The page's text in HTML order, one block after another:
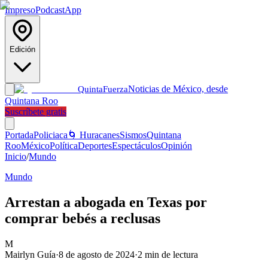
ImpresoPodcastApp
Edición
QuintaFuerzaNoticias de México, desde
Quintana Roo
Suscríbete gratis
PortadaPoliciaca 🌀 HuracanesSismosQuintana
RooMéxicoPolíticaDeportesEspectáculosOpinión
Inicio/Mundo
Mundo
Arrestan a abogada en Texas por
comprar bebés a reclusas
M
Mairlyn Guía·8 de agosto de 2024·2 min de lectura